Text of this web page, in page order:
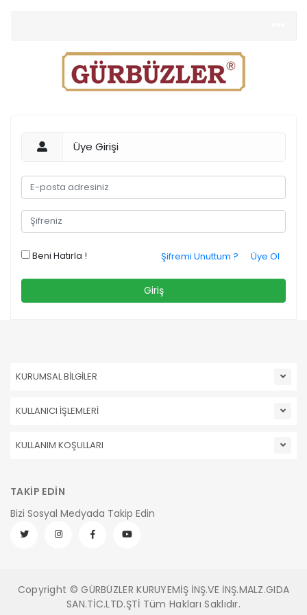
Üye Girişi
Beni Hatırla ! Üye Ol
Şifremi Unuttum ?
KURUMSAL BİLGİLER
KULLANICI İŞLEMLERİ
KULLANIM KOŞULLARI
TAKİP EDİN
Bizi Sosyal Medyada Takip Edin
Copyright © GÜRBÜZLER KURUYEMİŞ İNŞ.VE İNŞ.MALZ.GIDA
SAN.TİC.LTD.ŞTİ Tüm Hakları Saklıdır.